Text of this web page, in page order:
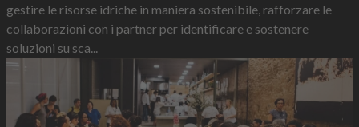
gestire le risorse idriche in maniera sostenibile, rafforzare le
collaborazioni con i partner per identificare e sostenere
soluzioni su sca...